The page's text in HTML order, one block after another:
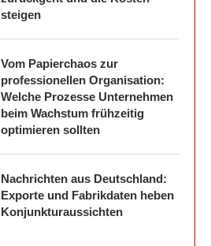
steigen
Vom Papierchaos zur
professionellen Organisation:
Welche Prozesse Unternehmen
beim Wachstum frühzeitig
optimieren sollten
Nachrichten aus Deutschland:
Exporte und Fabrikdaten heben
Konjunkturaussichten